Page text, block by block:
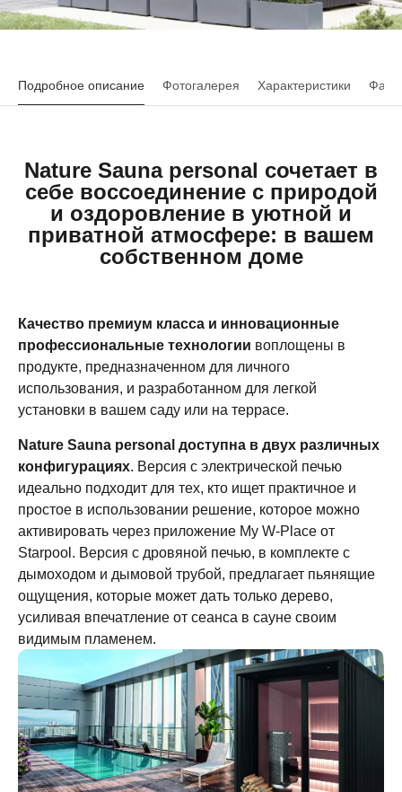
Подробное описание Фотогалерея Характеристики
Nature Sauna personal сочетает в
себе воссоединение с природой
и оздоровление в уютной и
приватной атмосфере: в вашем
собственном доме
Качество премиум класса и инновационные
профессиональные технологии воплощены в
продукте, предназначенном для личного
использования, и разработанном для легкой
установки в вашем саду или на террасе.
Nature Sauna personal доступна в двух различных
конфигурациях. Версия с электрической печью
идеально подходит для тех, кто ищет практичное и
простое в использовании решение, которое можно
активировать через приложение My W-Place от
Starpool. Версия с дровяной печью, в комплекте с
дымоходом и дымовой трубой, предлагает пьянящие
ощущения, которые может дать только дерево,
усиливая впечатление от сеанса в сауне своим
видимым пламенем.